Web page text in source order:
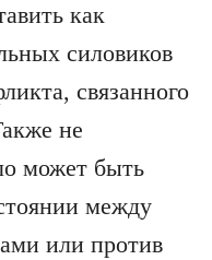
как
силовиков
связанного
не
может быть
между
или против